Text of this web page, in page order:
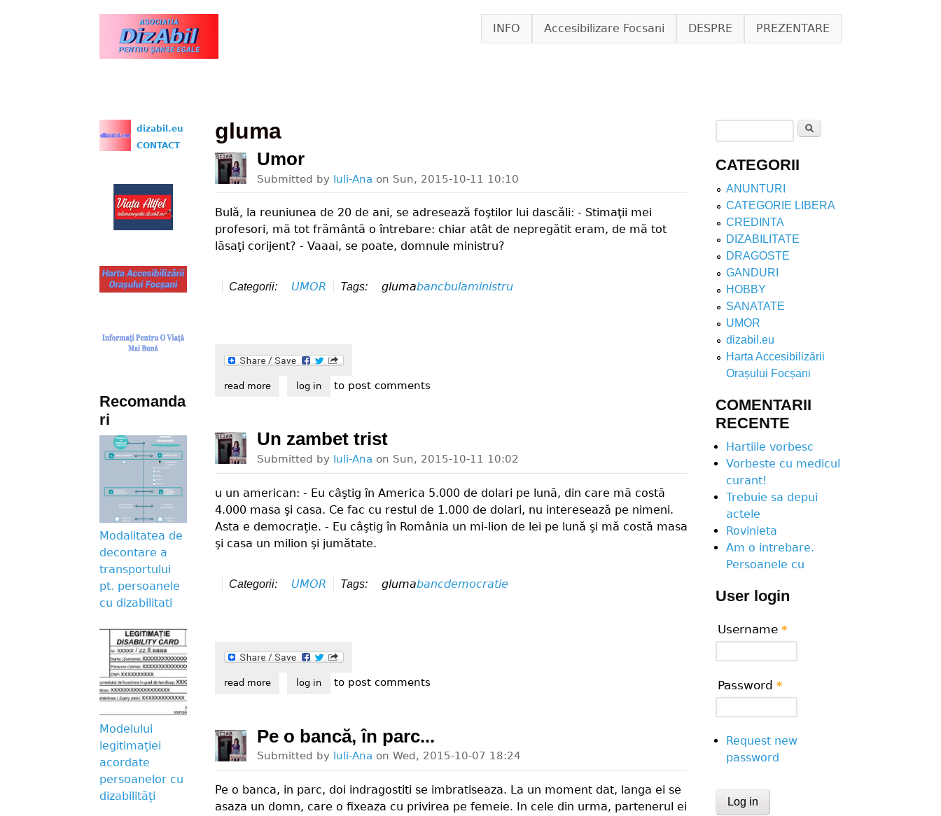
Skip to main content
www.dizabil.eu INFO Accesibilizare Focsani DESPRE PREZENTARE
gluma
Umor
Submitted by Iuli-Ana on Sun, 2015-10-11 10:10
Bulă, la reuniunea de 20 de ani, se adresează foştilor lui dascăli: - Stimaţii mei
profesori, mă tot frământă o întrebare: chiar atât de nepregătit eram, de mă tot
lăsaţi corijent? - Vaaai, se poate, domnule ministru?
Categorii: UMOR Tags: glumabancbulaministru
read moreabout umor
log in to post comments
Un zambet trist
Submitted by Iuli-Ana on Sun, 2015-10-11 10:02
u un american: - Eu câştig în America 5.000 de dolari pe lună, din care mă costă
4.000 masa şi casa. Ce fac cu restul de 1.000 de dolari, nu interesează pe nimeni.
Asta e democraţie. - Eu câştig în România un mi-lion de lei pe lună şi mă costă masa
şi casa un milion şi jumătate.
Categorii: UMOR Tags: glumabancdemocratie
read moreabout un zambet trist
log in to post comments
Pe o bancă, în parc...
Submitted by Iuli-Ana on Wed, 2015-10-07 18:24
Pe o banca, in parc, doi indragostiti se imbratiseaza. La un moment dat, langa ei se
asaza un domn, care o fixeaza cu privirea pe femeie. In cele din urma, partenerul ei
dizabil.eu
CONTACT
Recomanda
ri
Modalitatea de
decontare a
transportului
pt. persoanele
cu dizabilitati
Modelului
legitimației
acordate
persoanelor cu
dizabilități
Search form
CATEGORII
ANUNTURI
CATEGORIE LIBERA
CREDINTA
DIZABILITATE
DRAGOSTE
GANDURI
HOBBY
SANATATE
UMOR
dizabil.eu
Harta Accesibilizării
Orașului Focșani
COMENTARII
RECENTE
Hartiile vorbesc
Vorbeste cu medicul
curant!
Trebuie sa depui
actele
Rovinieta
Am o intrebare.
Persoanele cu
User login
Username *
Password *
Request new
password
CAPTCHA